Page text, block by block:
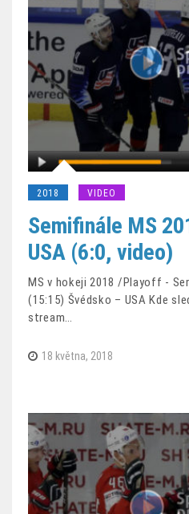
2018 VIDEO
Semifinále MS
USA (6:0, video)
MS v hokeji 2018 /Playoff -
(15:15) Švédsko – USA Kde
stream…
18 května, 2018